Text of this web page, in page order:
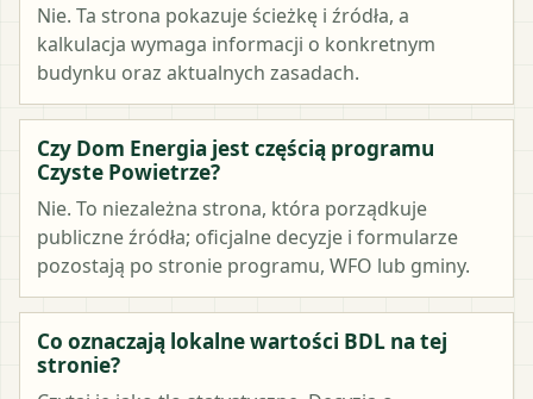
Nie. Ta strona pokazuje ścieżkę i źródła, a
kalkulacja wymaga informacji o konkretnym
budynku oraz aktualnych zasadach.
Czy Dom Energia jest częścią programu
Czyste Powietrze?
Nie. To niezależna strona, która porządkuje
publiczne źródła; oficjalne decyzje i formularze
pozostają po stronie programu, WFO lub gminy.
Co oznaczają lokalne wartości BDL na tej
stronie?